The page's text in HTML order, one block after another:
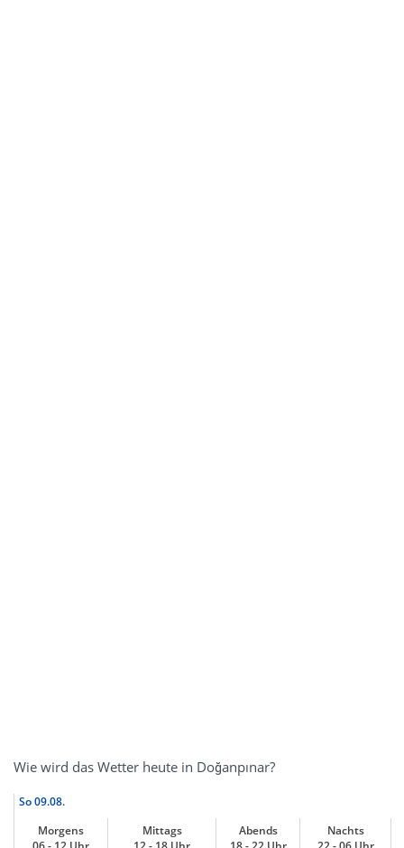
Wie wird das Wetter heute in Doğanpınar?
So09.08.
Morgens
Mittags
Abends
Nachts